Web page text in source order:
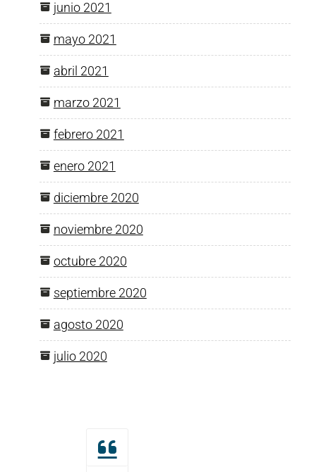
junio 2021
mayo 2021
abril 2021
marzo 2021
febrero 2021
enero 2021
diciembre 2020
noviembre 2020
octubre 2020
septiembre 2020
agosto 2020
julio 2020